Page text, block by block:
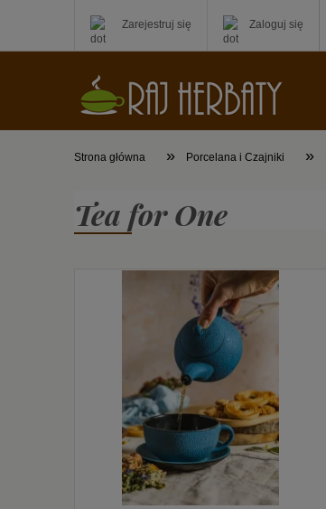
Zarejestruj się Zaloguj się
Strona główna » Porcelana i Czajniki »
Tea for One